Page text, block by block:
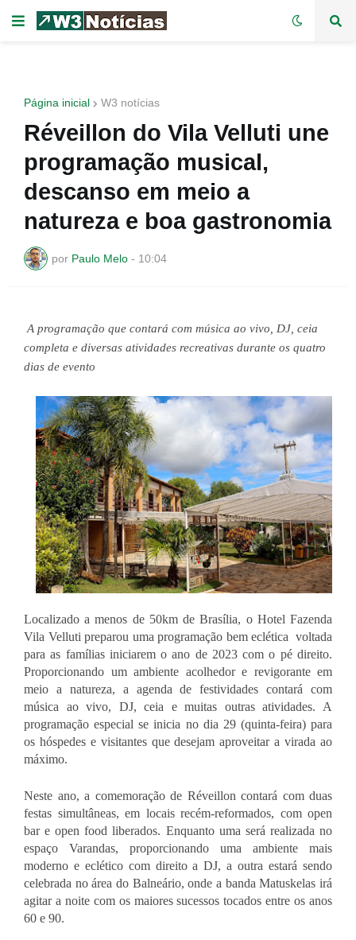
Página inicial W3 notícias
Réveillon do Vila Velluti une
programação musical,
descanso em meio a
natureza e boa gastronomia
por Paulo Melo - 10:04
A programação que contará com música ao vivo, DJ, ceia
completa e diversas atividades recreativas durante os quatro
dias de evento
Localizado a menos de 50km de Brasília, o Hotel Fazenda
Vila Velluti preparou uma programação bem eclética  voltada
para as famílias iniciarem o ano de 2023 com o pé direito.
Proporcionando um ambiente acolhedor e revigorante em
meio a natureza, a agenda de festividades contará com
música ao vivo, DJ, ceia e muitas outras atividades. A
programação especial se inicia no dia 29 (quinta-feira) para
os hóspedes e visitantes que desejam aproveitar a virada ao
máximo.
Neste ano, a comemoração de Réveillon contará com duas
festas simultâneas, em locais recém-reformados, com open
bar e open food liberados. Enquanto uma será realizada no
espaço Varandas, proporcionando uma ambiente mais
moderno e eclético com direito a DJ, a outra estará sendo
celebrada no área do Balneário, onde a banda Matuskelas irá
agitar a noite com os maiores sucessos tocados entre os anos
60 e 90.